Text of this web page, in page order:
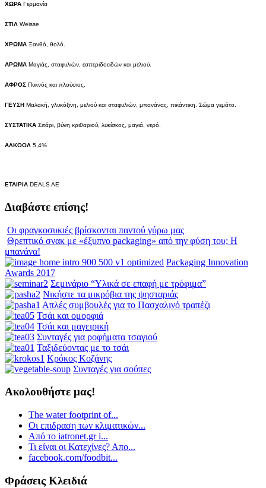
ΧΩΡΑ Γερμανία
ΣΤΙΛ Weisse
ΧΡΩΜΑ Ξανθό, θολό.
ΑΡΩΜΑ Μαγιάς, σταφυλιών, εσπεριδοειδών και μελιού.
ΑΦΡΟΣ Πυκνός και πλούσιος.
ΓΕΥΣΗ Μαλακή, γλυκόξινη, μελιού και σταφυλιών, μπανάνας, πικάντικη. Σώμα γεμάτο.
ΣΥΣΤΑΤΙΚΑ Σιτάρι, βύνη κριθαριού, λυκίσκος, μαγιά, νερό.
ΑΛΚΟΟΛ 5,4%
ΕΤΑΙΡΙΑ DEALS AE
Διαβάστε επίσης!
Οι φραγκοσυκιές βρίσκονται παντού γύρω μας
Θρεπτικό σνακ με «έξυπνο packaging» από την φύση του; Η
μπανάνα!
Packaging Innovation
Awards 2017
Σεμινάριο “Υλικά σε επαφή με τρόφιμα”
Νικήστε τα μικρόβια της ψησταριάς
Απλές συμβουλές για το Πασχαλινό τραπέζι
Τσάι και ομορφιά
Τσάι και μαγειρική
Συνταγές για ροφήματα τσαγιού
Ταξιδεύοντας με το τσάι
Κρόκος Κοζάνης
Συνταγές για σούπες
Ακολουθήστε μας!
The water footprint of...
Οι επιδραση των κλιματικών...
Από το iatronet.gr i...
Τι είναι οι Κατεχίνες? Απο...
facebook.com/foodbit...
Φράσεις Κλειδιά